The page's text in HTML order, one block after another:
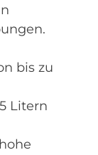
bis zu
Litern